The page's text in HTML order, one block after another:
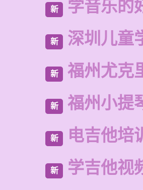
新 学音乐的
新 深圳儿童
新 福州尤克
新 福州小提
新 电吉他培
新 学吉他视